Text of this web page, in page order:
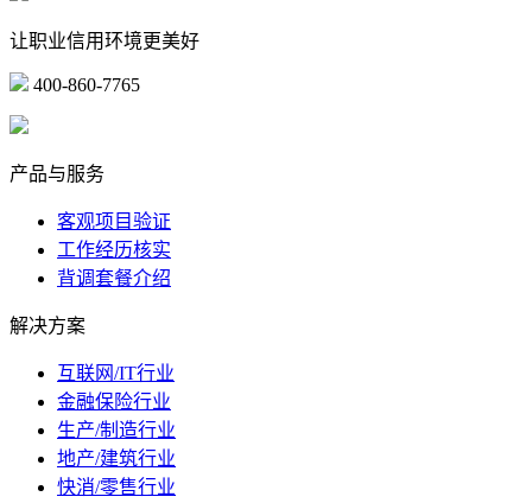
让职业信用环境更美好
400-860-7765
产品与服务
客观项目验证
工作经历核实
背调套餐介绍
解决方案
互联网/IT行业
金融保险行业
生产/制造行业
地产/建筑行业
快消/零售行业